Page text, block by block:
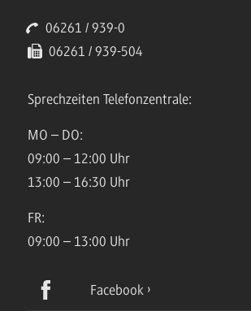
06261 / 939-0
06261 / 939-504
Sprechzeiten Telefonzentrale:
MO – DO:
09:00 – 12:00 Uhr
13:00 – 16:30 Uhr
FR:
09:00 – 13:00 Uhr
Facebook